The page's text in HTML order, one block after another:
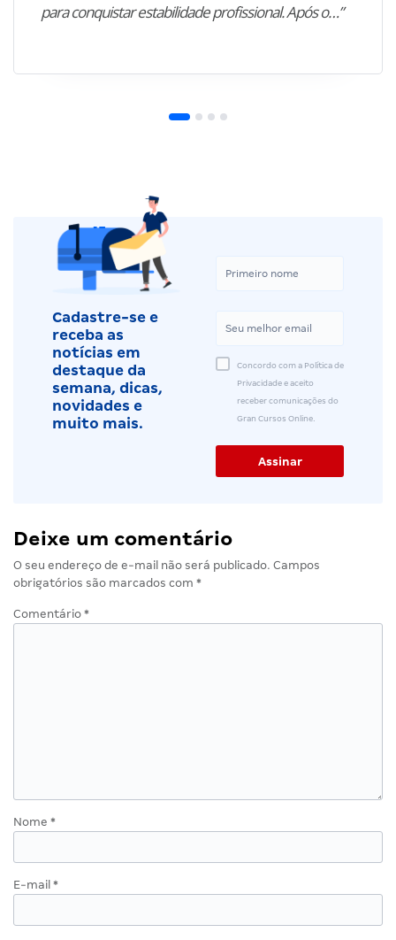
para conquistar estabilidade profissional. Após o…”
Cadastre-se e
receba as
notícias em
destaque da
semana, dicas,
novidades e
muito mais.
Concordo com a Política de
Privacidade e aceito
receber comunicações do
Gran Cursos Online.
Deixe um comentário
O seu endereço de e-mail não será publicado. Campos
obrigatórios são marcados com *
Comentário *
Nome *
E-mail *